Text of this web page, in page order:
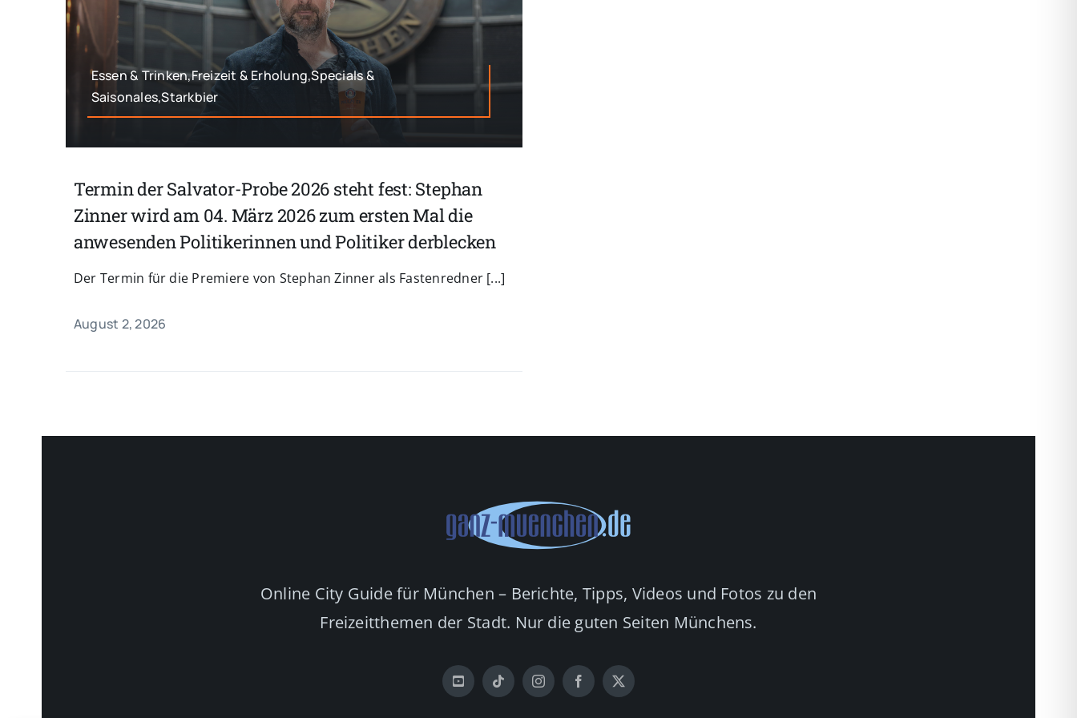
Essen & Trinken,Freizeit & Erholung,Specials &
Saisonales,Starkbier
Termin der Salvator-Probe 2026 steht fest: Stephan
Zinner wird am 04. März 2026 zum ersten Mal die
anwesenden Politikerinnen und Politiker derblecken
Der Termin für die Premiere von Stephan Zinner als Fastenredner [...]
August 2, 2026
Online City Guide für München – Berichte, Tipps, Videos und Fotos zu den
Freizeitthemen der Stadt. Nur die guten Seiten Münchens.